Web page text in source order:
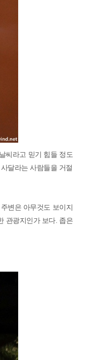
씨라고 믿기 힘들 정도
달라는 사람들을 거절
변은 아무것도 보이지
관광지인가 보다. 좁은